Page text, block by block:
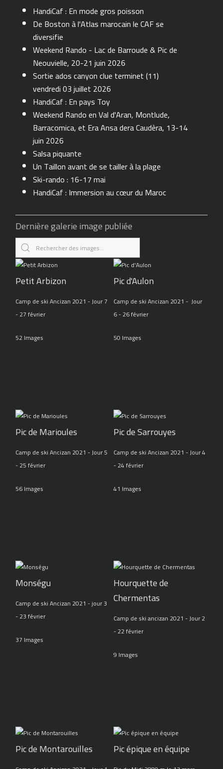
HandiCaf : En mode gros poisson
De Boston à l'Atlas marocain le CAF se
diversifie
Weekend Rando - Lac de Barroude & Pic de
Neouvielle, 20-21 juin 2026
Sortie ados canyon clue terminet (11)
vendredi 03 juillet 2026
HandiCaf : En pays Toy
Weekend Rando en Val d'Aran, Montlude,
Barracomica, et Era Ansa dera Caudèra, 13-14
juin 2026
Salsa piquante
Un Taillon avant de se tailler à la plage
Ski-rando : 16-17 mai
HandiCaf : Immersion au cœur du Maroc
Dernière galerie image publiée
Petit Arbizon
Camp de ski Ancizan 2021 - Jour 7
- 27 février
52 Images
Pic d'Aulon
Camp de ski Ancizan 2021 - Jour
6 - 26 février
50 Images
Pic de Marioules
Camp de ski Ancizan 2021 - Jour 5
- 25 février
56 Images
Pic de Sarrouyes
Camp de ski Ancizan 2021 - Jour 4
- 24 février
41 Images
Monségu
Camp de ski Ancizan 2021 - jour 3
- 23 février
37 Images
Hourquette de
Chermentas
Camp de ski ancizan 2021 - Jour 2
- 22 février
9 Images
Pic de Montarouilles Pic épique en équipe